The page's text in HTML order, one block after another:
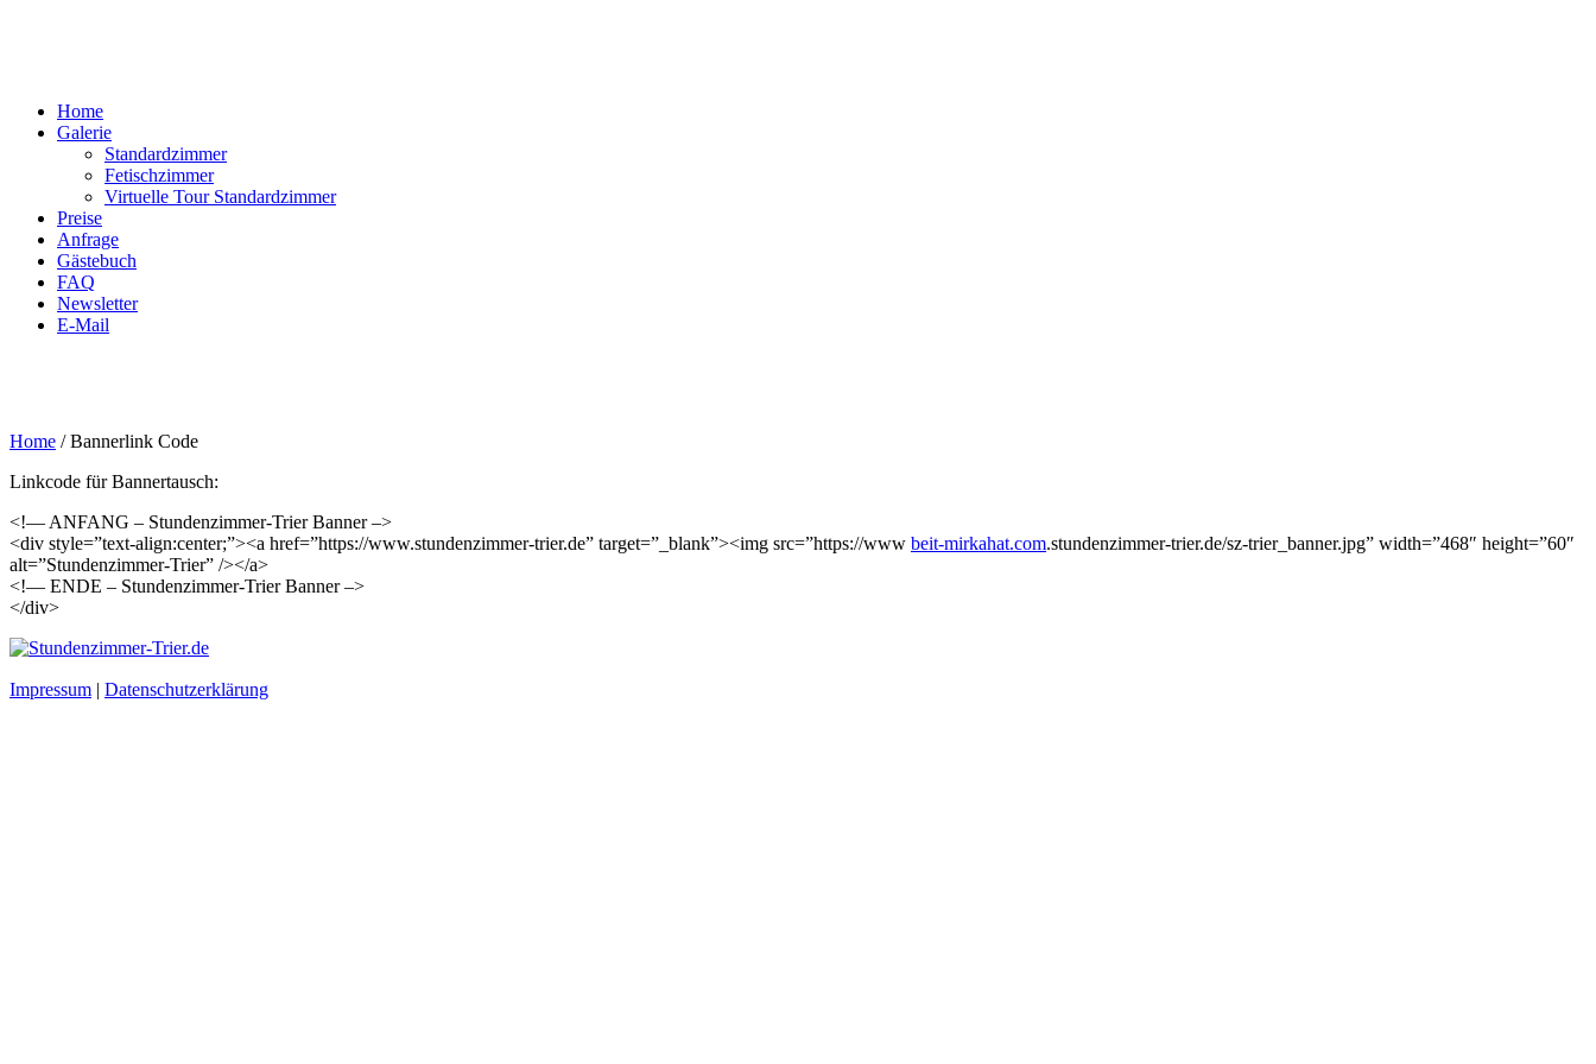
Home
Galerie
Standardzimmer
Fetischzimmer
Virtuelle Tour Standardzimmer
Preise
Anfrage
Gästebuch
FAQ
Newsletter
E-Mail
Home / Bannerlink Code
Linkcode für Bannertausch:
<!— ANFANG – Stundenzimmer-Trier Banner –>
<div style=”text-align:center;”><a href=”https://www.stundenzimmer-trier.de” target=”_blank”><img src=”https://www beit-mirkahat.com.stundenzimmer-trier.de/sz-trier_banner.jpg” width=”468″ height=”60″
alt=”Stundenzimmer-Trier” /></a>
<!— ENDE – Stundenzimmer-Trier Banner –>
</div>
Impressum | Datenschutzerklärung